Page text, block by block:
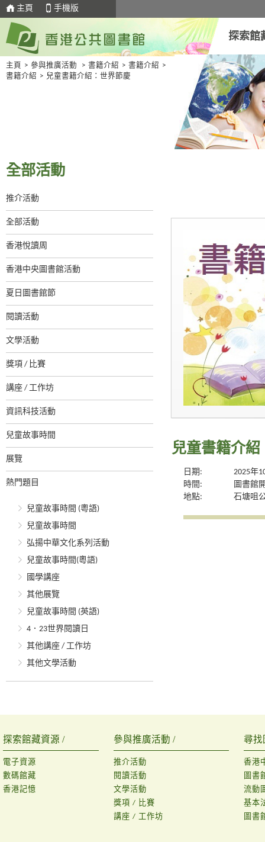
主頁 手機版
探索館
主頁 > 參與推廣活動 > 書籍介紹 > 書籍介紹 >
書籍介紹 > 兒童書籍介紹：世界節慶
全部活動
推介活動
全部活動
香港悅讀周
香港中央圖書館活動
夏日圖書館節
閱讀活動
文學活動
獎項 / 比賽
講座 / 工作坊
資訊科技活動
兒童故事時間
展覽
熱門題目
兒童故事時間 (粵語)
兒童故事時間
弘揚中華文化系列活動
兒童故事時間(粵語)
國學講座
其他展覽
兒童故事時間 (英語)
4．23世界閱讀日
其他講座 / 工作坊
其他文學活動
兒童書籍介紹
日期:
2025年
時間:
圖書館
地點:
石塘咀
探索館藏資源 /
電子資源
數碼館藏
香港記憶
參與推廣活動 /
推介活動
閱讀活動
文學活動
獎項 / 比賽
講座 / 工作坊
尋找
香港
圖書
流動
基本
圖書